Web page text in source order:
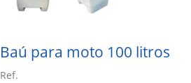
Baú para moto 100 litros
Ref.